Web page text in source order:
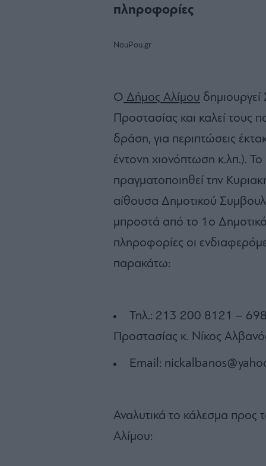
πληροφορίες
NouPou.gr
Ο Δήμος Αλίμου
Προστασίας και καλεί τους
δράση, για περιπτώσεις
έντονη χιονόπτωση κ.λπ.).
πραγματοποιηθεί την
αίθουσα Δημοτικού
μπροστά από το 1ο Δημοτικό
πληροφορίες οι
παρακάτω:
Τηλ.: 213 200 8121 –
Προστασίας κ. Νίκος
Email:
Αναλυτικά το κάλεσμα προς
Αλίμου: